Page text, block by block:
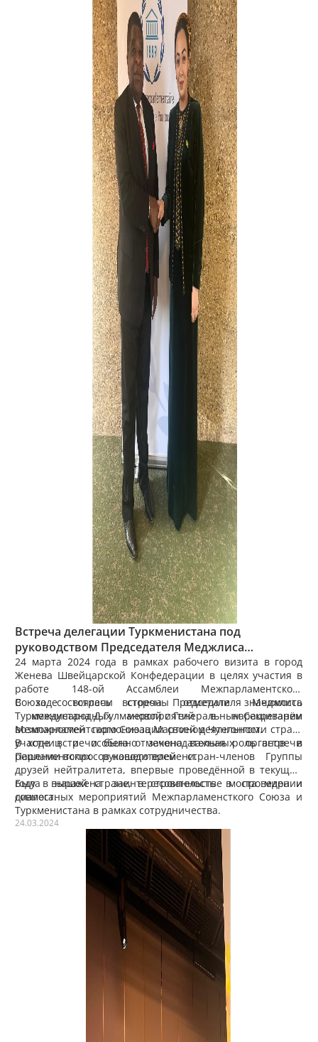
Встреча делегации Туркменистана под
руководством Председателя Меджлиса
Туркменистана с Генеральным Секретарём
Межпарламентского Союза
24 марта 2024 года в рамках рабочего визита в город
Женева Швейцарской Конфедерации в целях участия в
работе 148-ой Ассамблеи Межпарламентского
Союза состоялась встреча Председателя Меджлиса
Туркменистана Д.Гулмановой с Генеральным Секретарём
Межпарламентского Союза Мартином Чунгонгом.
В ходе встречи стороны отметили значимость
международных мероприятий в наращивании
возможностей гармонизации своей деятельности стран-
участниц и особенно законодательных органов в
решении вопросов нашего времени.
В ходе встречи была отмечена важная роль встречи
Парламентских руководителей стран-членов Группы
друзей нейтралитета, впервые проведённой в текущем
году в нашей стране, в строительстве моста мира и
диалога.
Была выражена заинтересованность в проведении
совместных мероприятий Межпарламенсткого Союза и
Туркменистана в рамках сотрудничества.
24.03.2024